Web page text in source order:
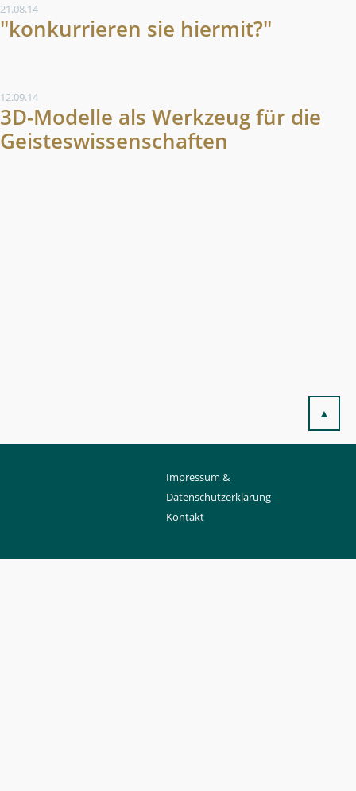
21.08.14
"konkurrieren sie hiermit?"
12.09.14
3D-Modelle als Werkzeug für die
Geisteswissenschaften
▲
Impressum &
Datenschutzerklärung
Kontakt